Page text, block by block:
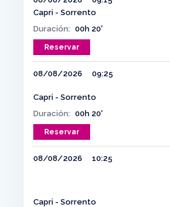
Capri - Sorrento
Duración: 00h 20'
Reservar
08/08/2026 09:25
Capri - Sorrento
Duración: 00h 20'
Reservar
08/08/2026 10:25
Capri - Sorrento